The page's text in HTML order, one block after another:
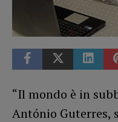
“Il mondo è in
António Guterres,